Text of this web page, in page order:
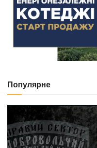
Популярне